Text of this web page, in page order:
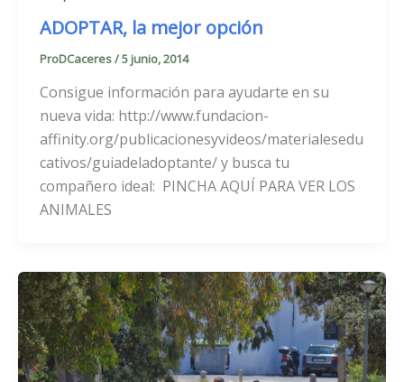
ADOPTAR, la mejor opción
ProDCaceres/5 junio, 2014
Consigue información para ayudarte en su
nueva vida: http://www.fundacion-
affinity.org/publicacionesyvideos/materialesedu
cativos/guiadeladoptante/ y busca tu
compañero ideal: PINCHA AQUÍ PARA VER LOS
ANIMALES